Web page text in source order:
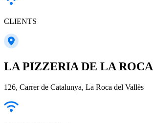
CLIENTS
LA PIZZERIA DE LA ROCA
126, Carrer de Catalunya, La Roca del Vallès